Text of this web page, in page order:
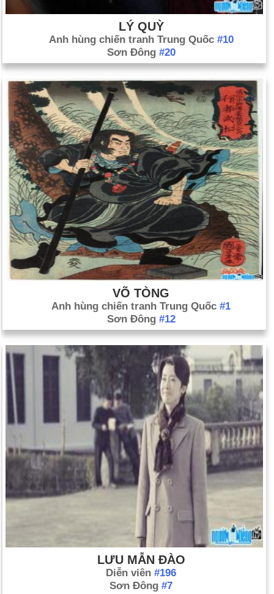
LÝ QUỲ
Anh hùng chiến tranh Trung Quốc #10
Sơn Đông #20
VÕ TÒNG
Anh hùng chiến tranh Trung Quốc #1
Sơn Đông #12
LƯU MẪN ĐÀO
Diễn viên #196
Sơn Đông #7